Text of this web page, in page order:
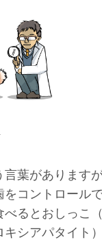
葉があります
コントロール
るとおしっこ
シアパタイト